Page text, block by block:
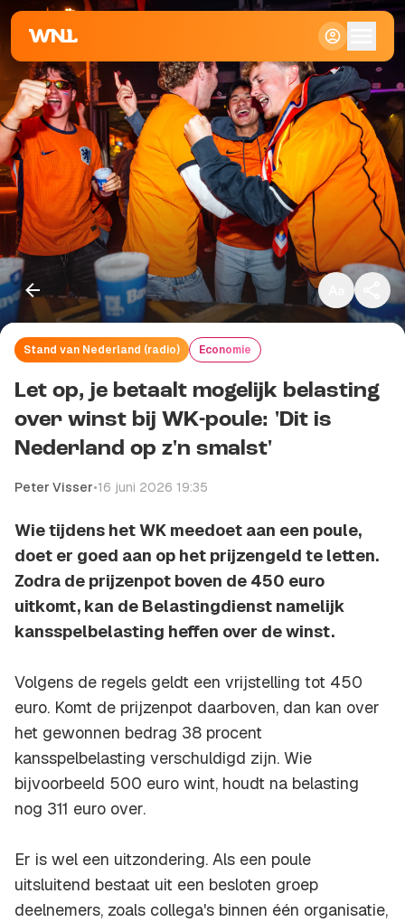
Klein
Standaard
Groot
Stand van Nederland (radio) Economie
Let op, je betaalt mogelijk belasting
over winst bij WK-poule: 'Dit is
Nederland op z'n smalst'
Peter Visser•16 juni 2026 19:35
Wie tijdens het WK meedoet aan een poule,
doet er goed aan op het prijzengeld te letten.
Zodra de prijzenpot boven de 450 euro
uitkomt, kan de Belastingdienst namelijk
kansspelbelasting heffen over de winst.
Volgens de regels geldt een vrijstelling tot 450
euro. Komt de prijzenpot daarboven, dan kan over
het gewonnen bedrag 38 procent
kansspelbelasting verschuldigd zijn. Wie
bijvoorbeeld 500 euro wint, houdt na belasting
nog 311 euro over.
Er is wel een uitzondering. Als een poule
uitsluitend bestaat uit een besloten groep
deelnemers, zoals collega's binnen één organisatie,